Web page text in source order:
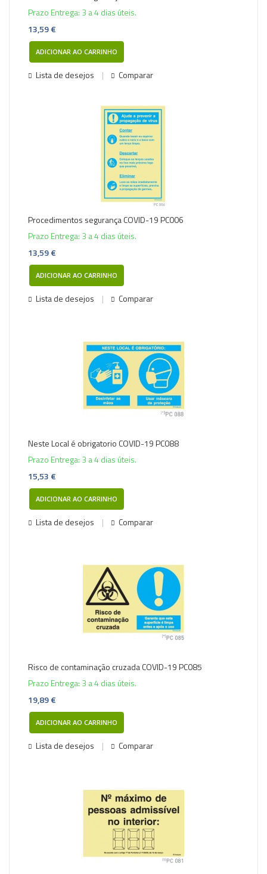
Prazo Entrega: 3 a 4 dias úteis.
13,59 €
ADICIONAR AO CARRINHO
Lista de desejos Comparar
Procedimentos segurança COVID-19 PC006
Prazo Entrega: 3 a 4 dias úteis.
13,59 €
ADICIONAR AO CARRINHO
Lista de desejos Comparar
Neste Local é obrigatorio COVID-19 PC088
Prazo Entrega: 3 a 4 dias úteis.
15,53 €
ADICIONAR AO CARRINHO
Lista de desejos Comparar
Risco de contaminação cruzada COVID-19 PC085
Prazo Entrega: 3 a 4 dias úteis.
19,89 €
ADICIONAR AO CARRINHO
Lista de desejos Comparar